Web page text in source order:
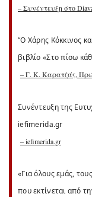
– Συνέντευξη στο
“Ο Χάρης Κόκκινος
βιβλίο «Στο πίσω
– Γ. Κ. Καρατζάς,
Συνέντευξη της
iefimerida.gr
– iefimerida.gr
«Για όλους εμάς,
που εκτίνεται από